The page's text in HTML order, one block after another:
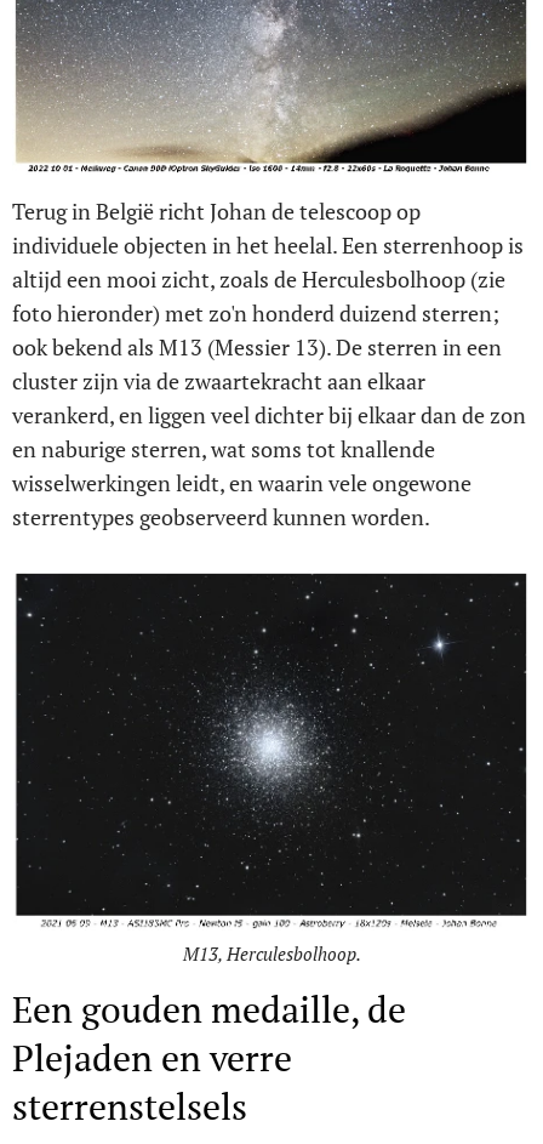
Terug in België richt Johan de telescoop op
individuele objecten in het heelal. Een sterrenhoop is
altijd een mooi zicht, zoals de Herculesbolhoop (zie
foto hieronder) met zo'n honderd duizend sterren;
ook bekend als M13 (Messier 13). De sterren in een
cluster zijn via de zwaartekracht aan elkaar
verankerd, en liggen veel dichter bij elkaar dan de zon
en naburige sterren, wat soms tot knallende
wisselwerkingen leidt, en waarin vele ongewone
sterrentypes geobserveerd kunnen worden.
M13, Herculesbolhoop.
Een gouden medaille, de
Plejaden en verre
sterrenstelsels